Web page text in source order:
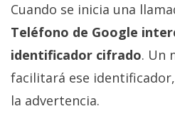
Cuando se inicia una
Teléfono de Google
identificador cifrado. Un
facilitará ese
la advertencia.